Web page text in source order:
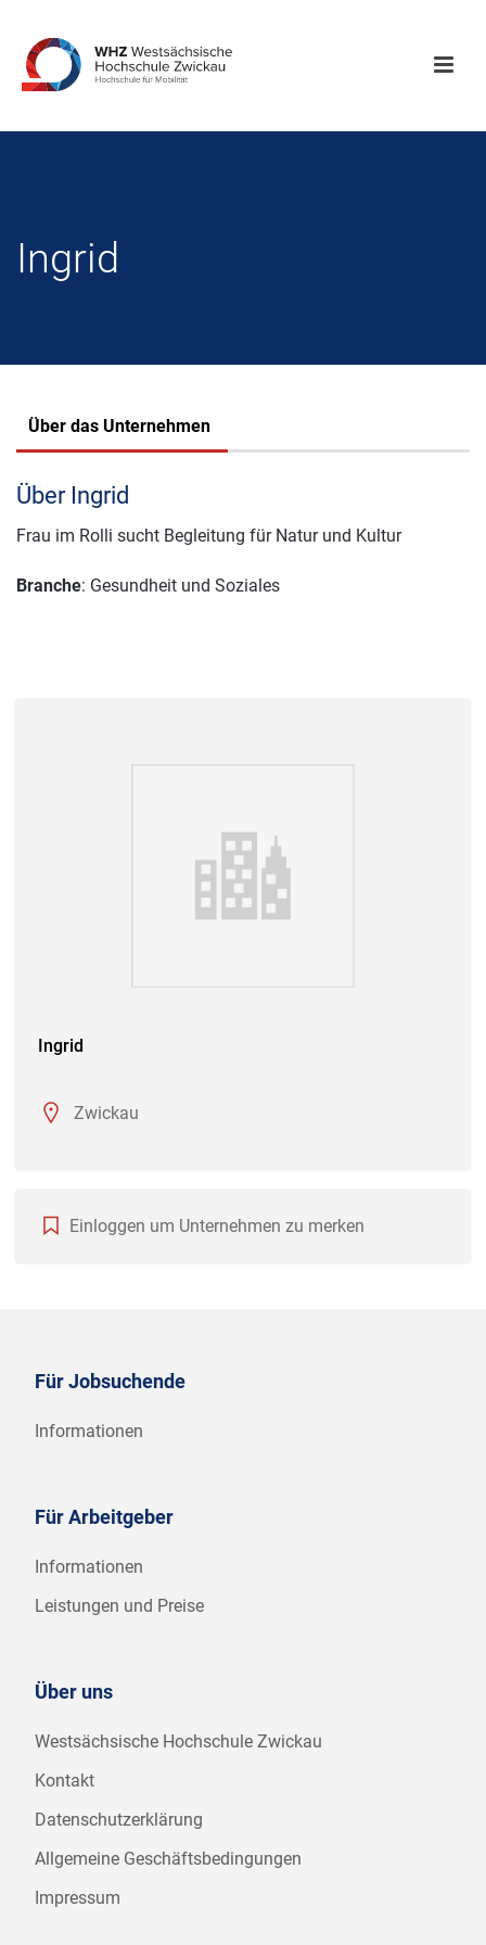
Ingrid
Über das Unternehmen
Über Ingrid
Frau im Rolli sucht Begleitung für Natur und Kultur
Branche: Gesundheit und Soziales
Ingrid
Zwickau
Einloggen um Unternehmen zu merken
Für Jobsuchende
Informationen
Für Arbeitgeber
Informationen
Leistungen und Preise
Über uns
Westsächsische Hochschule Zwickau
Kontakt
Datenschutzerklärung
Allgemeine Geschäftsbedingungen
Impressum